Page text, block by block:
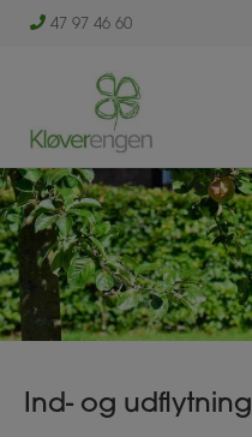
47 97 46 60
Ind- og udflytning